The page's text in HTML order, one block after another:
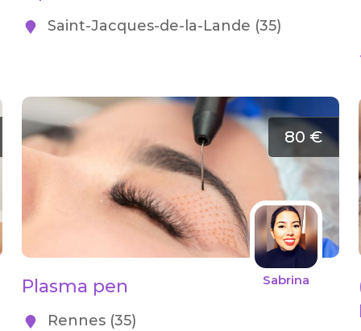
Saint-Jacques-de-la-Lande (35)
80 €
Sabrina
Plasma pen
Rennes (35)